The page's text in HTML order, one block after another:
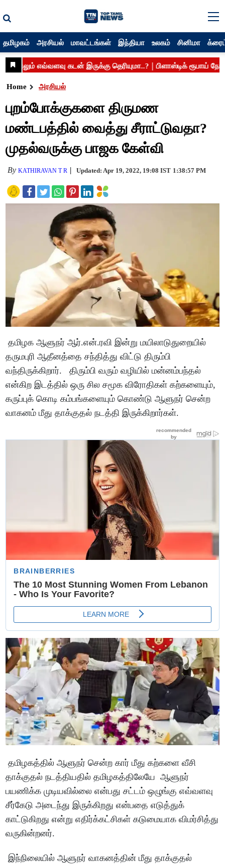
தமிழகம் அரசியல் மாவட்டங்கள் இந்தியா உலகம் சினிமா
Home அரசியல்
புறம்போக்குகளை திருமண
மண்டபத்தில் வைத்து சீராட்டுவதா?
முதல்வருக்கு பாஜக கேள்வி
ByKATHIRAVAN T R Updated: Apr 19, 2022, 19:08 IST 1:38:57 PM
தமிழக ஆளுநர் ஆர்.என்.ரவி இன்று மயிலாடுதுறையில்
தருமபுரி ஆதீனத்தை சந்தித்து விட்டு திரும்பி
வந்திருக்கிறார். திரும்பி வரும் வழியில் மன்னம்பந்தல்
என்கிற இடத்தில் ஒரு சில சமூக விரோதிகள் கற்களையும்,
கருப்புக் கொடி கம்பங்களையும் கொண்டு ஆளுநர் சென்ற
வாகனம் மீது தாக்குதல் நடத்தி இருக்கிறார்கள்.
தமிழகத்தில் ஆளுநர் சென்ற கார் மீது கற்களை வீசி
தாக்குதல் நடத்தியதில் தமிழகத்திலேயே ஆளுநர்
பயணிக்க முடியவில்லை என்பது சட்டம் ஒழுங்கு எவ்வளவு
சீர்கேடு அடைந்து இருக்கிறது என்பதை எடுத்துக்
காட்டுகிறது என்று எதிர்க்கட்சிகள் கடுமையாக விமர்சித்து
வருகின்றனர்.
இந்நிலையில் ஆளுநர் வாகனத்தின் மீது தாக்குதல்